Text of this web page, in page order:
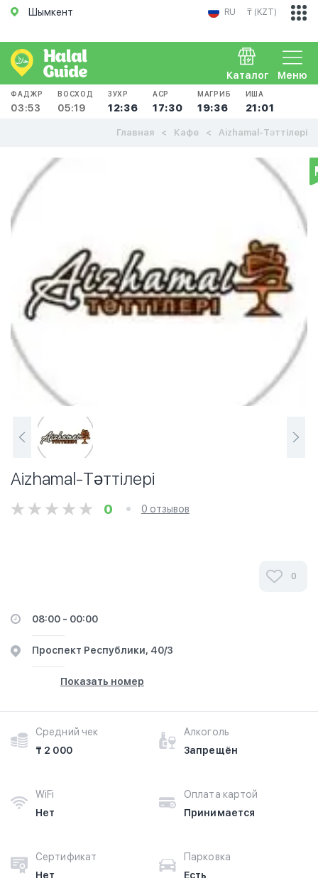
Шымкент RU ₸ (KZT)
Меню
Каталог
ФАДЖР
03:53
ВОСХОД
05:19
ЗУХР
12:36
АСР
17:30
МАГРИБ
19:36
ИША
21:01
Главная Кафе Aizhamal-Тәттілері
Aizhamal-Тәттілері
0 0 отзывов
0
08:00 - 00:00
​Проспект Республики, 40/3
Показать номер
Средний чек
₸ 2 000
Алкоголь
Запрещён
WiFi
Нет
Оплата картой
Принимается
Сертификат
Нет
Парковка
Есть